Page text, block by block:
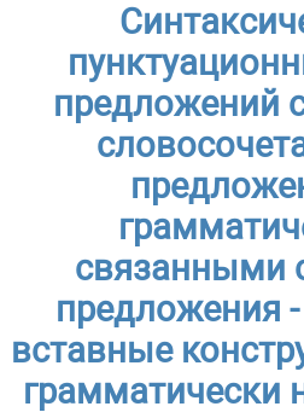
предложений
связанными
предложения
вставные
грамматически